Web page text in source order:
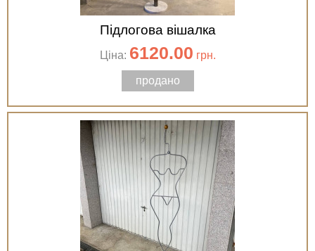
Підлогова вішалка
Ціна: 6120.00 грн.
продано